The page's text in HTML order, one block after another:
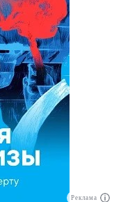
Реклама